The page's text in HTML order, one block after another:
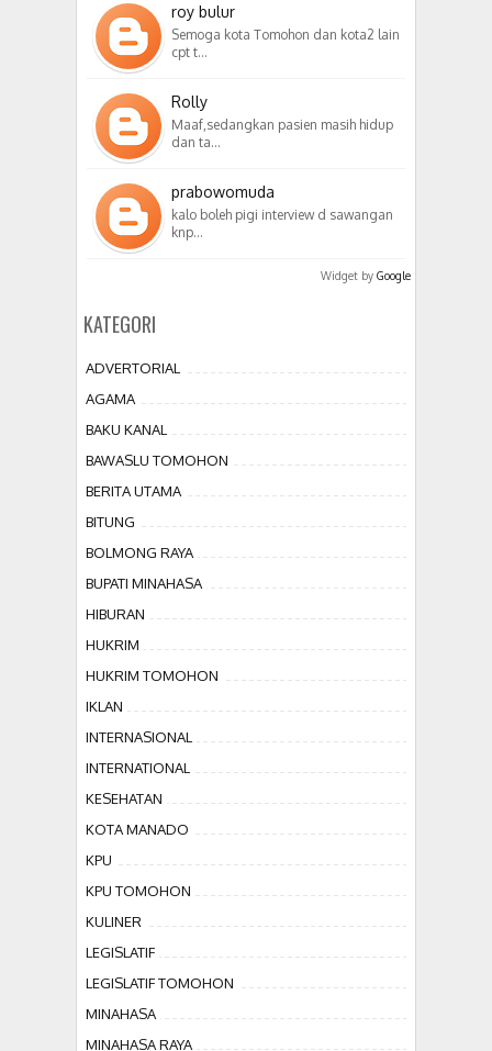
roy bulur
Semoga kota Tomohon dan kota2 lain
cpt t…
Rolly
Maaf,sedangkan pasien masih hidup
dan ta…
prabowomuda
kalo boleh pigi interview d sawangan
knp…
Widget by Google
KATEGORI
ADVERTORIAL
AGAMA
BAKU KANAL
BAWASLU TOMOHON
BERITA UTAMA
BITUNG
BOLMONG RAYA
BUPATI MINAHASA
HIBURAN
HUKRIM
HUKRIM TOMOHON
IKLAN
INTERNASIONAL
INTERNATIONAL
KESEHATAN
KOTA MANADO
KPU
KPU TOMOHON
KULINER
LEGISLATIF
LEGISLATIF TOMOHON
MINAHASA
MINAHASA RAYA